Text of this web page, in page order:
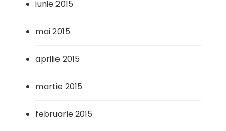
iunie 2015
mai 2015
aprilie 2015
martie 2015
februarie 2015